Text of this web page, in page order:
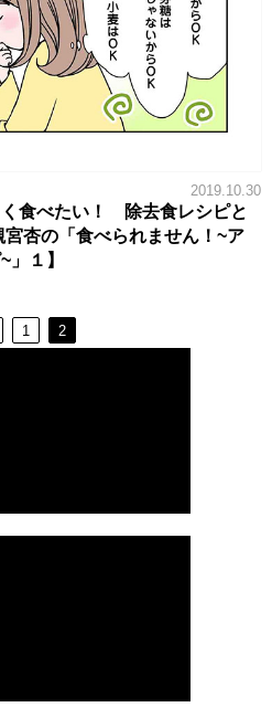
2019.10.30
食べたい！ 除去食レシピと
杏の「食べられません！~ア
」１】
1 2